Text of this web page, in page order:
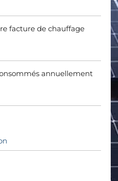
facture de chauffage
annuellement